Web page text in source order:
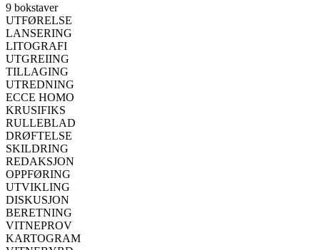
9 bokstaver
UTFØRELSE
LANSERING
LITOGRAFI
UTGREIING
TILLAGING
UTREDNING
ECCE HOMO
KRUSIFIKS
RULLEBLAD
DRØFTELSE
SKILDRING
REDAKSJON
OPPFØRING
UTVIKLING
DISKUSJON
BERETNING
VITNEPROV
KARTOGRAM